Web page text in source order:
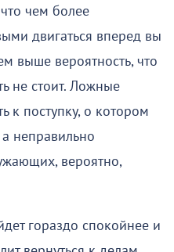
чем более
двигаться вперед вы
выше вероятность, что
не стоит. Ложные
к поступку, о котором
неправильно
вероятно,
гораздо спокойнее и